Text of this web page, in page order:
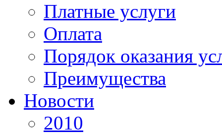
Платные услуги
Оплата
Порядок оказания
Преимущества
Новости
2010